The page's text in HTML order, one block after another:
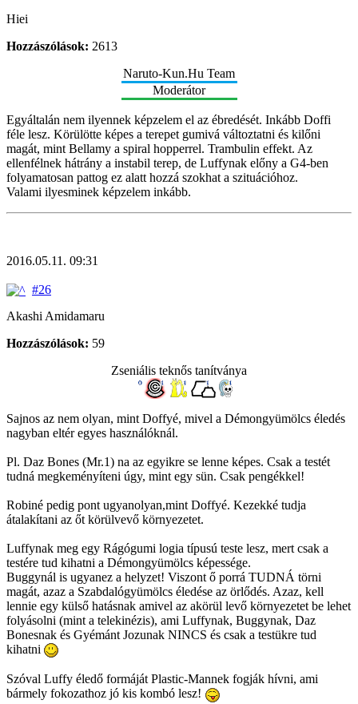
Hiei
Hozzászólások: 2613
Naruto-Kun.Hu Team
Moderátor
Egyáltalán nem ilyennek képzelem el az ébredését. Inkább Doffi
féle lesz. Körülötte képes a terepet gumivá változtatni és kilőni
magát, mint Bellamy a spiral hopperrel. Trambulin effekt. Az
ellenfélnek hátrány a instabil terep, de Luffynak előny a G4-ben
folyamatosan pattog ez alatt hozzá szokhat a szituációhoz.
Valami ilyesminek képzelem inkább.
2016.05.11. 09:31
#26
Akashi Amidamaru
Hozzászólások: 59
Zseniális teknős tanítványa
Sajnos az nem olyan, mint Doffyé, mivel a Démongyümölcs éledés
nagyban eltér egyes használóknál.
Pl. Daz Bones (Mr.1) na az egyikre se lenne képes. Csak a testét
tudná megkeményíteni úgy, mint egy sün. Csak pengékkel!
Robiné pedig pont ugyanolyan,mint Doffyé. Kezekké tudja
átalakítani az őt körülvevő környezetet.
Luffynak meg egy Rágógumi logia típusú teste lesz, mert csak a
testére tud kihatni a Démongyümölcs képessége.
Buggynál is ugyanez a helyzet! Viszont ő porrá TUDNÁ törni
magát, azaz a Szabdalógyümölcs éledése az örlődés. Azaz, kell
lennie egy külső hatásnak amivel az akörül levő környezetet be lehet
folyásolni (mint a telekinézis), ami Luffynak, Buggynak, Daz
Bonesnak és Gyémánt Jozunak NINCS és csak a testükre tud
kihatni
Szóval Luffy éledő formáját Plastic-Mannek fogják hívni, ami
bármely fokozathoz jó kis kombó lesz!